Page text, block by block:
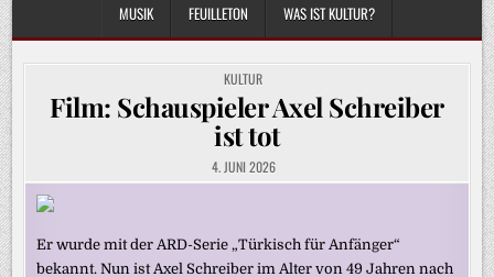
MUSIK FEUILLETON WAS IST KULTUR?
POSTED
IN
KULTUR
Film: Schauspieler Axel Schreiber
ist tot
4. JUNI 2026
Er wurde mit der ARD-Serie „Türkisch für Anfänger“
bekannt. Nun ist Axel Schreiber im Alter von 49 Jahren nach